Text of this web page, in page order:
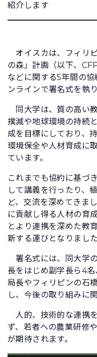
紹介します
オイスカは、フィリ
の森」計画（以下、
などに関する5年間の
ンラインで署名式を執
同大学は、質の高い
撲滅や地球環境の持続
成を目標にしており、
環境保全や人材育成に
ています。
これまでも協約に基づ
して講義を行ったり、
ど、交流を深めてきま
に貢献し得る人材の育
とより連携を深めた教
新する運びとなりました
署名式には、同大学
長をはじめ副学長ら4
局長やフィリピンの石
し、今後の取り組みに
人的、技術的な連携
ず、若者への農業研修
が期待されます。